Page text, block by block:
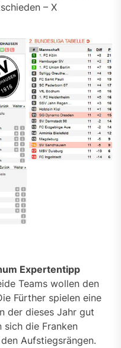
– X
Expertentipp
Teams wollen den
Fürther spielen eine
der dieses Jahr gut
die Franken
Aufstiegsrängen.